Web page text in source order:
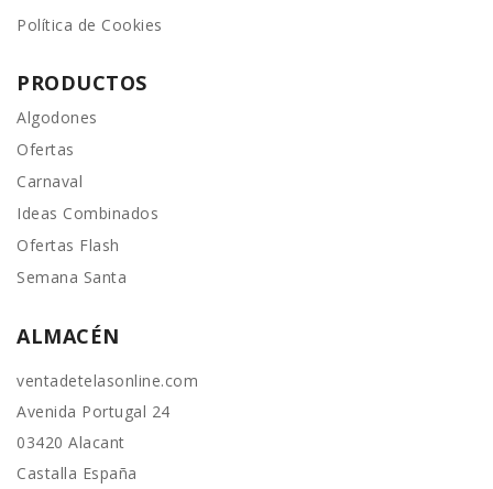
Política de Cookies
PRODUCTOS
Algodones
Ofertas
Carnaval
Ideas Combinados
Ofertas Flash
Semana Santa
ALMACÉN
ventadetelasonline.com
Avenida Portugal 24
03420 Alacant
Castalla España